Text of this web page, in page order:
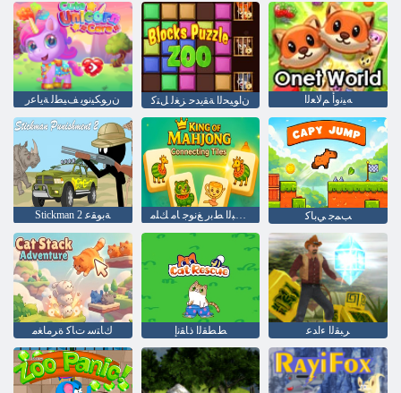
ﻥﺭﻮﻜﻴﻧﻮﻳ ﻒﻴﻄﻟ ﺔﻳﺎﻋﺭ ﻥﺍﻮﻴﺤﻟﺍ ﺔﻘﻳﺪﺣ ﺰﻐﻟ ﻞﺘﻛ ﻪﻴﻧﻭﺃ ﻢﻟﺎﻌﻟﺍ
Stickman 2 ﺔﺑﻮﻘﻋ ﺐﻤﺟ ﻲﺑﺎﻛ
ﻙﺎﺘﺳ ﺕﺎﻛ ﺓﺮﻣﺎﻐﻣ ﻂﻄﻘﻟﺍ ﺫﺎﻘﻧﺇ ﺮﺒﻘﻟﺍ ءﺍﺪﻋ